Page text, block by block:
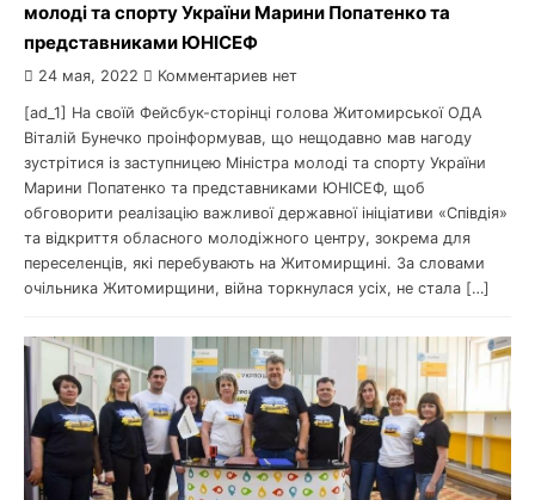
молоді та спорту України Марини Попатенко та
представниками ЮНІСЕФ
24 мая, 2022 Комментариев нет
[ad_1] На своїй Фейсбук-сторінці голова Житомирської ОДА
Віталій Бунечко проінформував, що нещодавно мав нагоду
зустрітися із заступницею Міністра молоді та спорту України
Марини Попатенко та представниками ЮНІСЕФ, щоб
обговорити реалізацію важливої державної ініціативи «Співдія»
та відкриття обласного молодіжного центру, зокрема для
переселенців, які перебувають на Житомирщині. За словами
очільника Житомирщини, війна торкнулася усіх, не стала […]